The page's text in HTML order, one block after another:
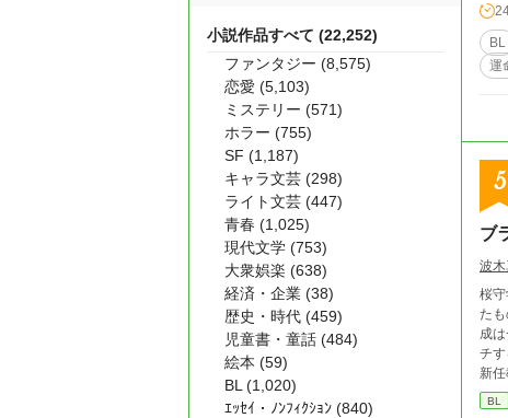
BL
運
5
ブ
波
桜
た
成
チするもの
BL
小説作品すべて (22,252)
ファンタジー (8,575)
恋愛 (5,103)
ミステリー (571)
ホラー (755)
SF (1,187)
キャラ文芸 (298)
ライト文芸 (447)
青春 (1,025)
現代文学 (753)
大衆娯楽 (638)
経済・企業 (38)
歴史・時代 (459)
児童書・童話 (484)
絵本 (59)
BL (1,020)
ｴｯｾｲ・ﾉﾝﾌｨｸｼｮﾝ (840)